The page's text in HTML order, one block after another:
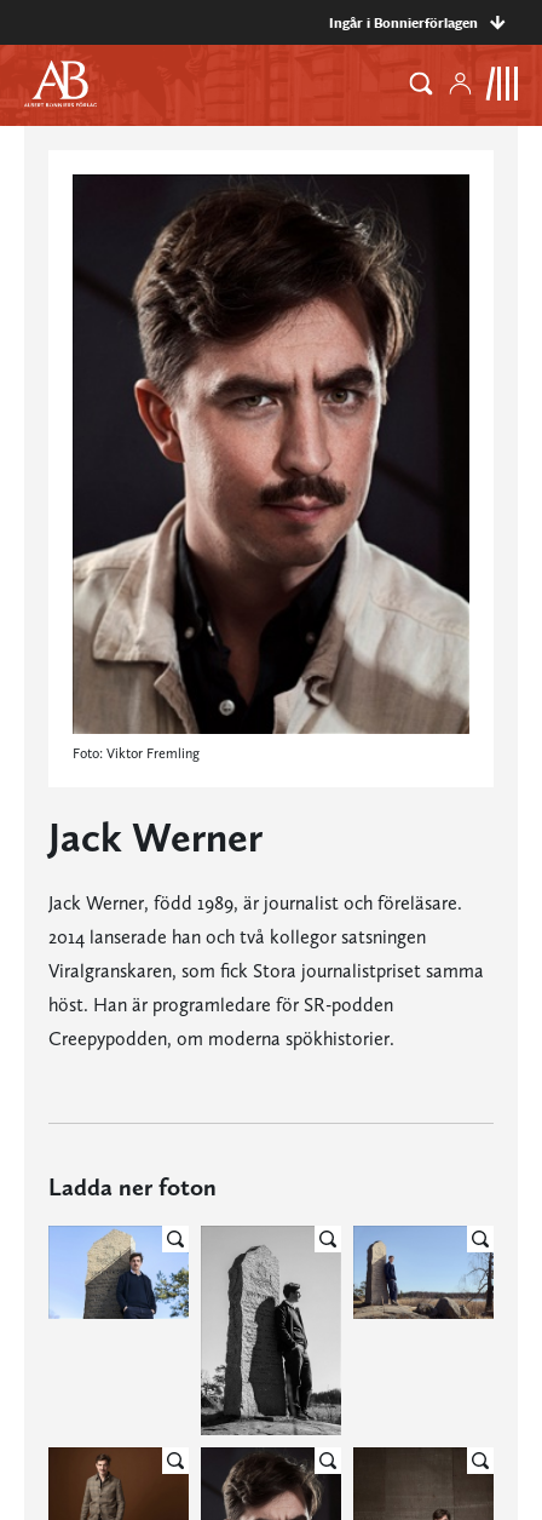
Ingår i Bonnierförlagen
Foto: Viktor Fremling
Jack Werner
Jack Werner, född 1989, är journalist och föreläsare.
2014 lanserade han och två kollegor satsningen
Viralgranskaren, som fick Stora journalistpriset samma
höst. Han är programledare för SR-podden
Creepypodden, om moderna spökhistorier.
Ladda ner foton